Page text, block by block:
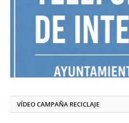
VÍDEO CAMPAÑA RECICLAJE